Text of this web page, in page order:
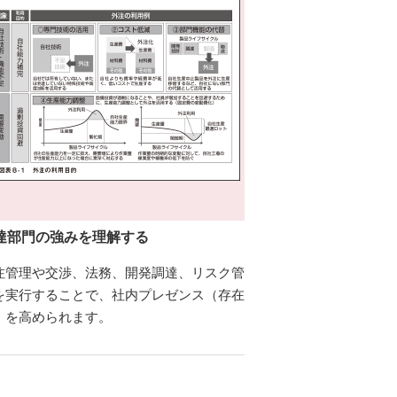
部門の強みを理解する
管理や交渉、法務、開発調達、リスク管
実行することで、社内プレゼンス（存在
を高められます。